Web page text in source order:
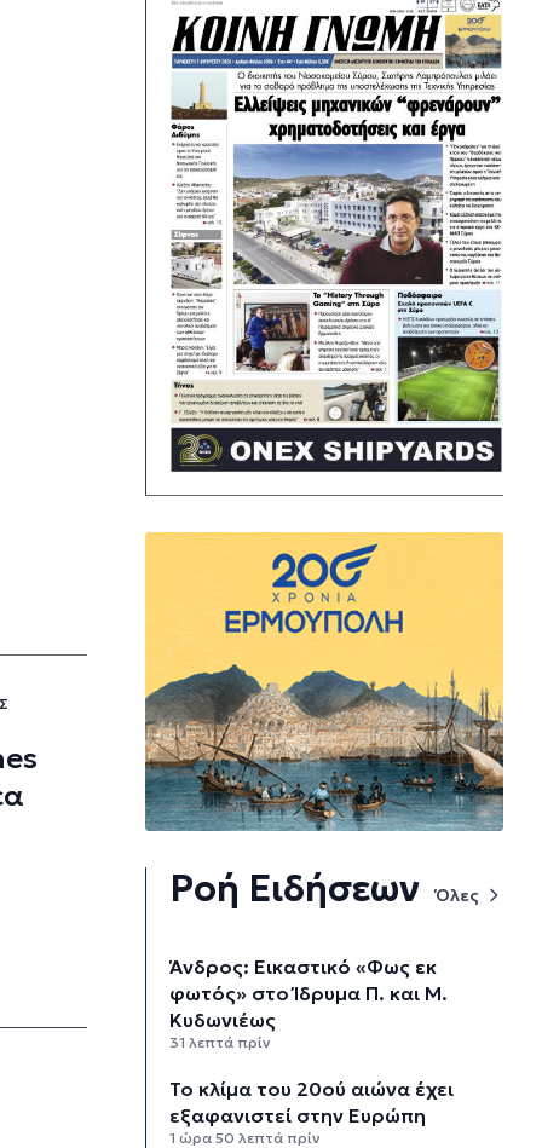
Ροή Ειδήσεων Όλες
Άνδρος: Εικαστικό «Φως εκ
φωτός» στο Ίδρυμα Π. και Μ.
Κυδωνιέως
31 λεπτά πρίν
Το κλίμα του 20ού αιώνα έχει
εξαφανιστεί στην Ευρώπη
1 ώρα 50 λεπτά πρίν